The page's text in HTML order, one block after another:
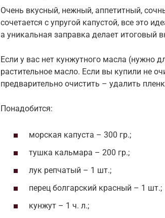
Очень вкусный, нежный, аппетитный,
сочетается с упругой капустой, все это
а уникальная заправка делает итоговый
Если у вас нет кунжутного масла (нужно
растительное масло. Если вы купили не
предварительно очистить – удалить
Понадобится:
морская капуста – 300 гр.;
тушка кальмара – 200 гр.;
лук репчатый – 1 шт.;
перец болгарский красный – 1 шт.;
кунжут – 1 ч. л.;